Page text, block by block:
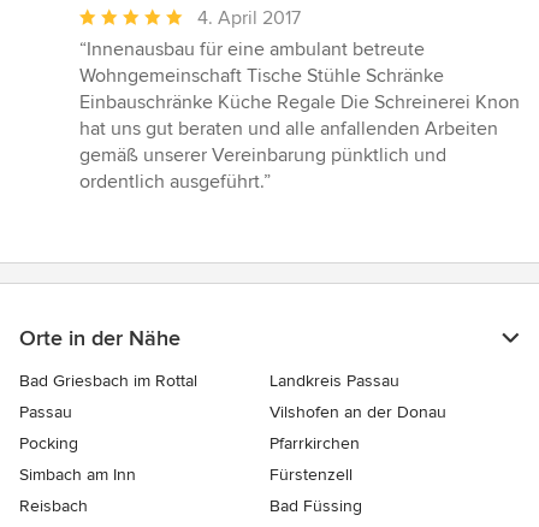
Durchschnittliche
Bewertung:
5
von
5
Sternen
4. April 2017
“Innenausbau für eine ambulant betreute
Wohngemeinschaft Tische Stühle Schränke
Einbauschränke Küche Regale Die Schreinerei Knon
hat uns gut beraten und alle anfallenden Arbeiten
gemäß unserer Vereinbarung pünktlich und
ordentlich ausgeführt.”
Orte in der Nähe
Bad Griesbach im Rottal
Landkreis Passau
Passau
Vilshofen an der Donau
Pocking
Pfarrkirchen
Simbach am Inn
Fürstenzell
Reisbach
Bad Füssing